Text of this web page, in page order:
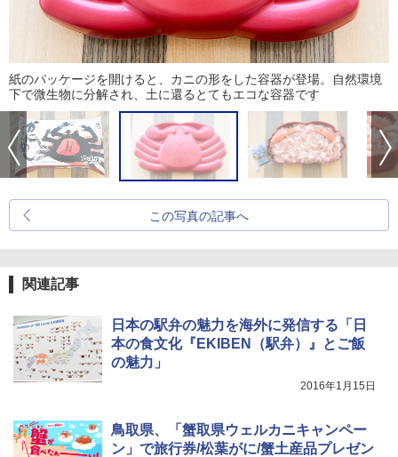
紙のパッケージを開けると、カニの形をした容器が登場。自然環境
下で微生物に分解され、土に還るとてもエコな容器です
この写真の記事へ
関連記事
日本の駅弁の魅力を海外に発信する「日
本の食文化『EKIBEN（駅弁）』とご飯
の魅力」
2016年1月15日
鳥取県、「蟹取県ウェルカニキャンペー
ン」で旅行券/松葉がに/蟹土産品プレゼン